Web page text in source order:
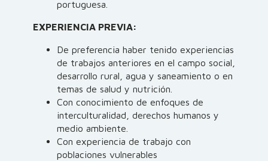
portuguesa.
EXPERIENCIA PREVIA:
De preferencia haber tenido experiencias
de trabajos anteriores en el campo social,
desarrollo rural, agua y saneamiento o en
temas de salud y nutrición.
Con conocimiento de enfoques de
interculturalidad, derechos humanos y
medio ambiente.
Con experiencia de trabajo con
poblaciones vulnerables